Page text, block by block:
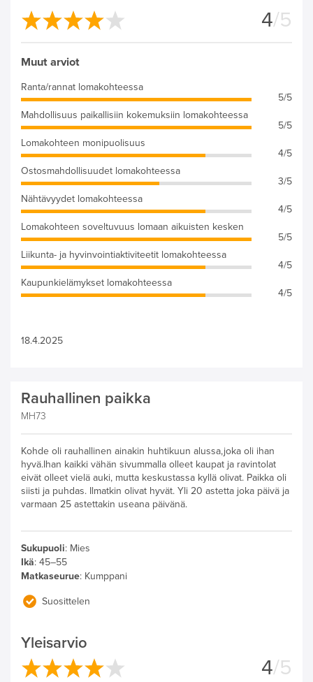
4/5
Muut arviot
Ranta/rannat lomakohteessa
5/5
Mahdollisuus paikallisiin kokemuksiin lomakohteessa
5/5
Lomakohteen monipuolisuus
4/5
Ostosmahdollisuudet lomakohteessa
3/5
Nähtävyydet lomakohteessa
4/5
Lomakohteen soveltuvuus lomaan aikuisten kesken
5/5
Liikunta- ja hyvinvointiaktiviteetit lomakohteessa
4/5
Kaupunkielämykset lomakohteessa
4/5
18.4.2025
Rauhallinen paikka
MH73
Kohde oli rauhallinen ainakin huhtikuun alussa,joka oli ihan
hyvä.Ihan kaikki vähän sivummalla olleet kaupat ja ravintolat
eivät olleet vielä auki, mutta keskustassa kyllä olivat. Paikka oli
siisti ja puhdas. Ilmatkin olivat hyvät. Yli 20 astetta joka päivä ja
varmaan 25 astettakin useana päivänä.
Sukupuoli: Mies
Ikä: 45–55
Matkaseurue: Kumppani
Suosittelen
Yleisarvio
4/5